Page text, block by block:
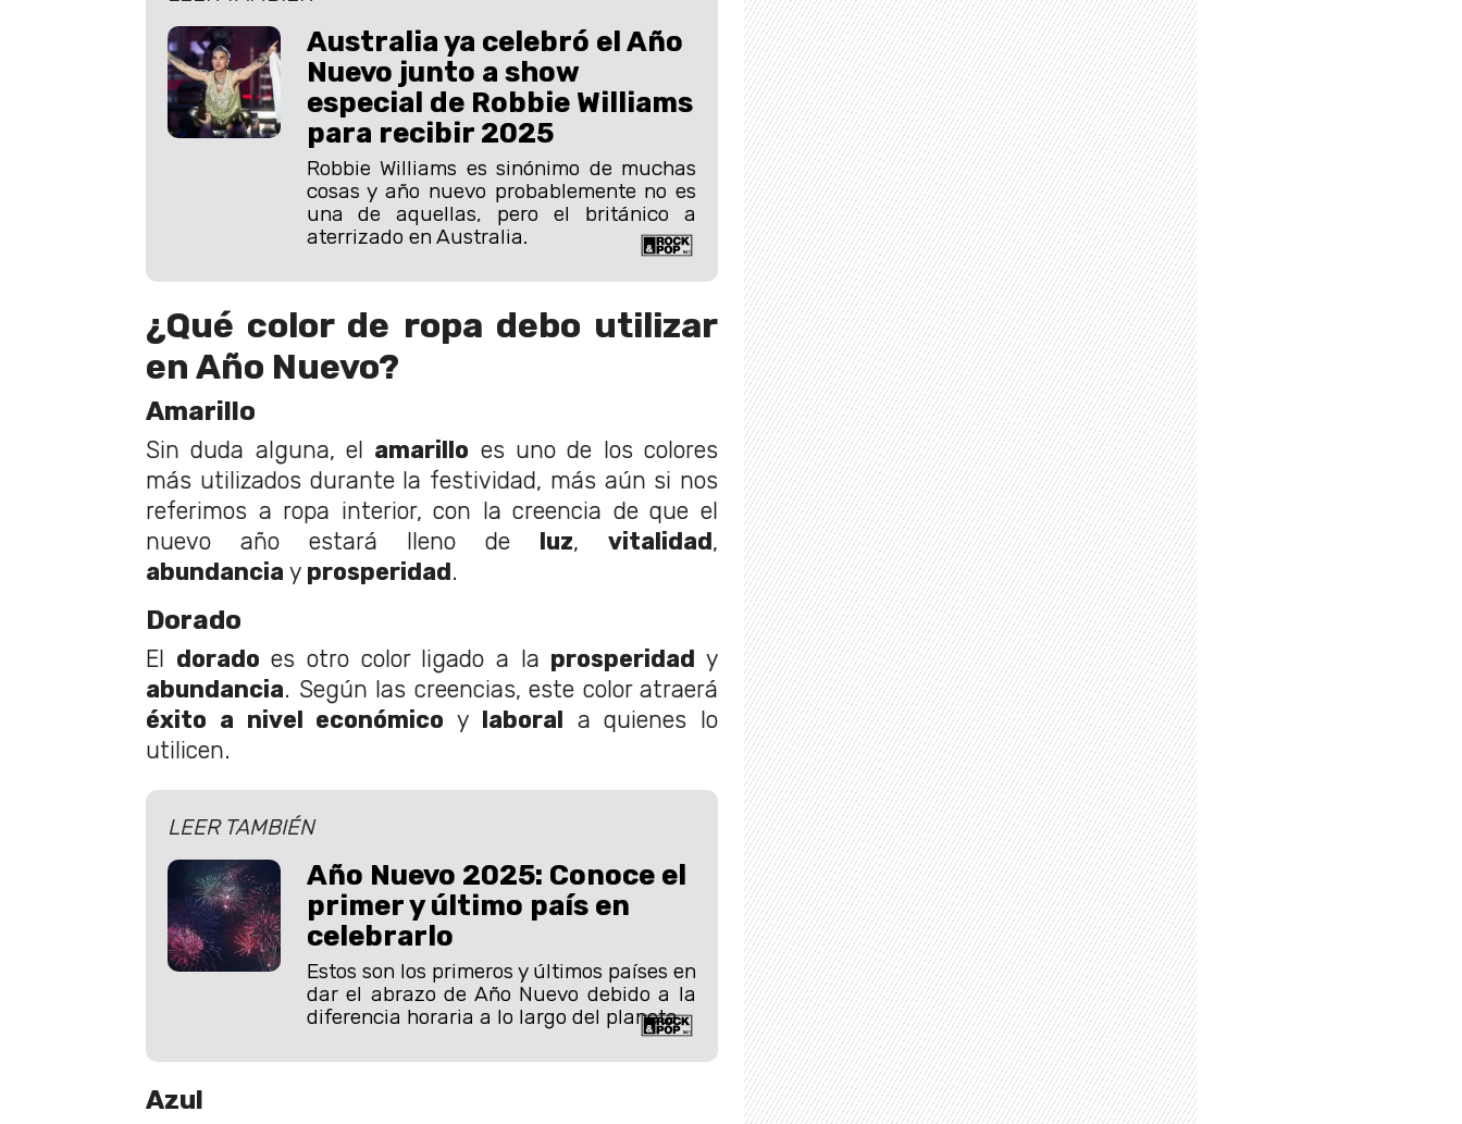
Australia ya celebró el Año
Nuevo junto a show
especial de Robbie Williams
para recibir 2025
Robbie Williams es sinónimo de muchas
cosas y año nuevo probablemente no es
una de aquellas, pero el británico a
aterrizado en Australia.
¿Qué color de ropa debo utilizar
en Año Nuevo?
Amarillo
Sin duda alguna, el amarillo es uno de los colores
más utilizados durante la festividad, más aún si nos
referimos a ropa interior, con la creencia de que el
nuevo año estará lleno de luz, vitalidad,
abundancia y prosperidad.
Dorado
El dorado es otro color ligado a la prosperidad y
abundancia. Según las creencias, este color atraerá
éxito a nivel económico y laboral a quienes lo
utilicen.
LEER TAMBIÉN
Año Nuevo 2025: Conoce el
primer y último país en
celebrarlo
Estos son los primeros y últimos países en
dar el abrazo de Año Nuevo debido a la
diferencia horaria a lo largo del planeta.
Azul